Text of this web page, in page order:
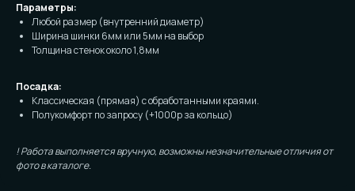
Параметры:
Любой размер (внутренний диаметр)
Ширина шинки 6мм или 5мм на выбор
Толщина стенок около 1,8мм
Посадка:
Классическая (прямая) с обработанными краями.
Полукомфорт по запросу (+1000р за кольцо)
! Работа выполняется вручную, возможны незначительные отличия от
фото в каталоге.